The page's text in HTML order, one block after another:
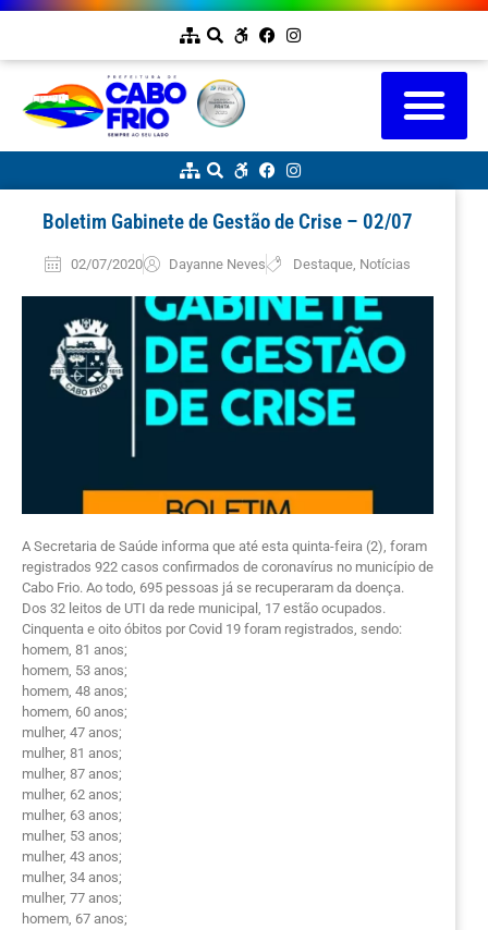
Boletim Gabinete de Gestão de Crise – 02/07
02/07/2020 Dayanne Neves Destaque Notícias
A Secretaria de Saúde informa que até esta quinta-feira (2), foram
registrados 922 casos confirmados de coronavírus no município de
Cabo Frio. Ao todo, 695 pessoas já se recuperaram da doença.
Dos 32 leitos de UTI da rede municipal, 17 estão ocupados.
Cinquenta e oito óbitos por Covid 19 foram registrados, sendo:
homem, 81 anos;
homem, 53 anos;
homem, 48 anos;
homem, 60 anos;
mulher, 47 anos;
mulher, 81 anos;
mulher, 87 anos;
mulher, 62 anos;
mulher, 63 anos;
mulher, 53 anos;
mulher, 43 anos;
mulher, 34 anos;
mulher, 77 anos;
homem, 67 anos;